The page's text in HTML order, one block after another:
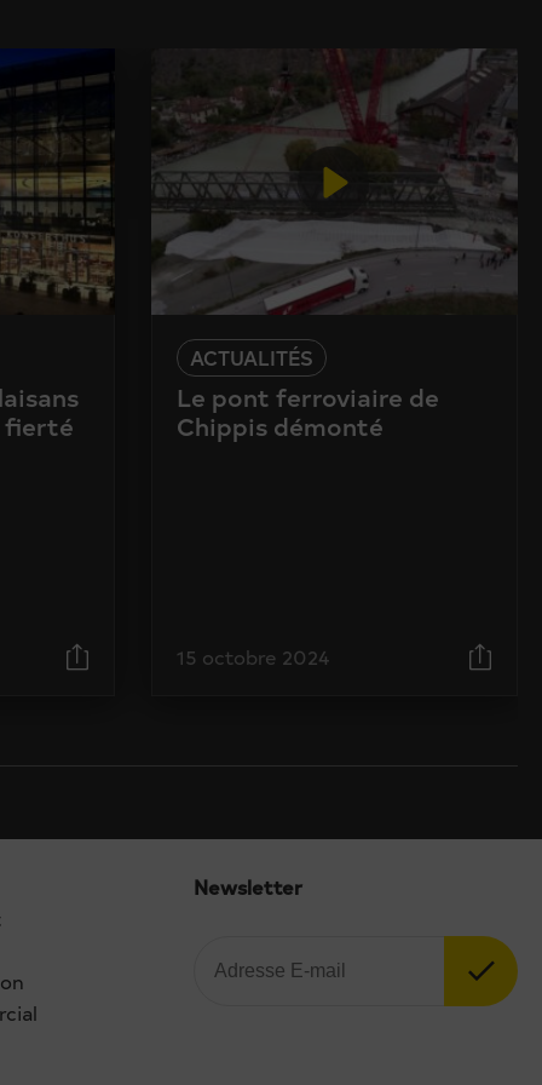
fierté
ACTUALITÉS
Le pont ferroviaire de
Chippis démonté
15 octobre 2024
Newsletter